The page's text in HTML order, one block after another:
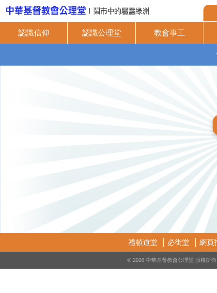
認識信仰 認識公理堂 教會事工
禮頓道堂 必街堂 網頁
© 2026 中華基督教會公理堂 版權所